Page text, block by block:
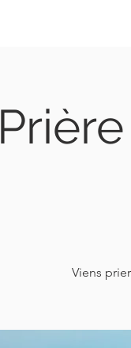
Viens